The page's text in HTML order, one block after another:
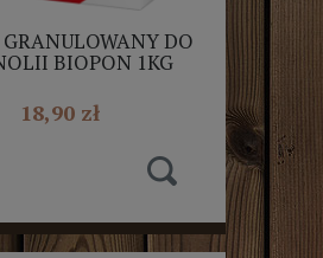
DO
BIOPON 1KG
18,90 zł